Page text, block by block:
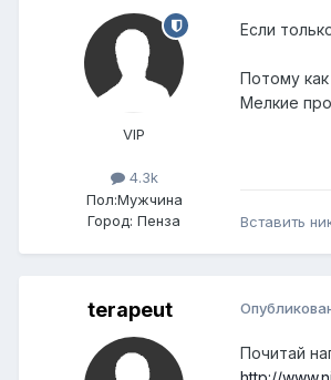
VIP
4.3k
Пол:Мужчина
Город: Пенза
Если
Потому
Мелкие
Вставить
terapeut
Почитай